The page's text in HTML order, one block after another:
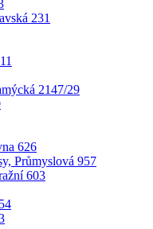
231
2147/29
626
Průmyslová 957
603